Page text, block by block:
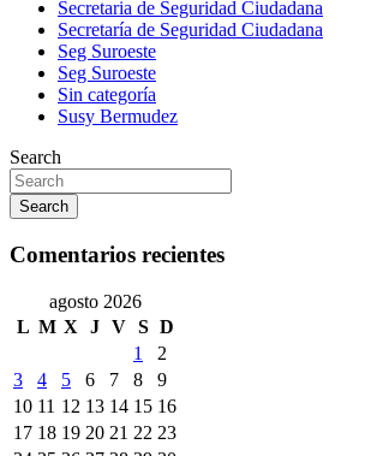
Secretaria de Seguridad Ciudadana
Secretaría de Seguridad Ciudadana
Seg Suroeste
Seg Suroeste
Sin categoría
Susy Bermudez
Search
Search
Comentarios recientes
agosto 2026
L M X J V S D
1
2
3
4 5 6 7 8
9
10 11 12 13 14 15 16
17 18 19 20 21 22 23